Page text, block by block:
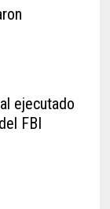
ejecutado
FBI